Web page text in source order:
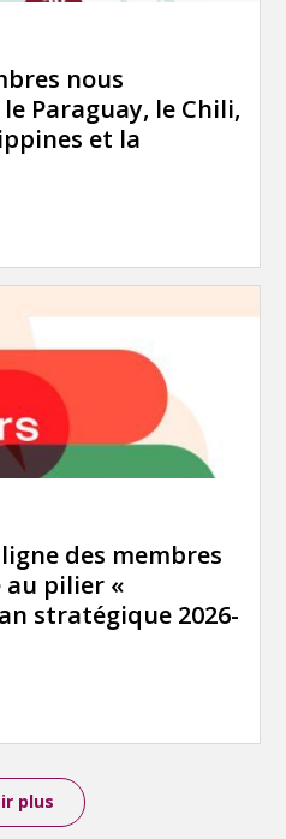
nous
Paraguay, le Chili,
et la
des membres
au pilier «
stratégique 2026-
plus